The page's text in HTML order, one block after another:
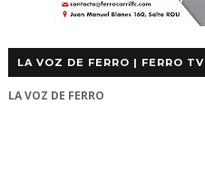
LA VOZ DE FERRO | FERRO TV
LA VOZ DE FERRO